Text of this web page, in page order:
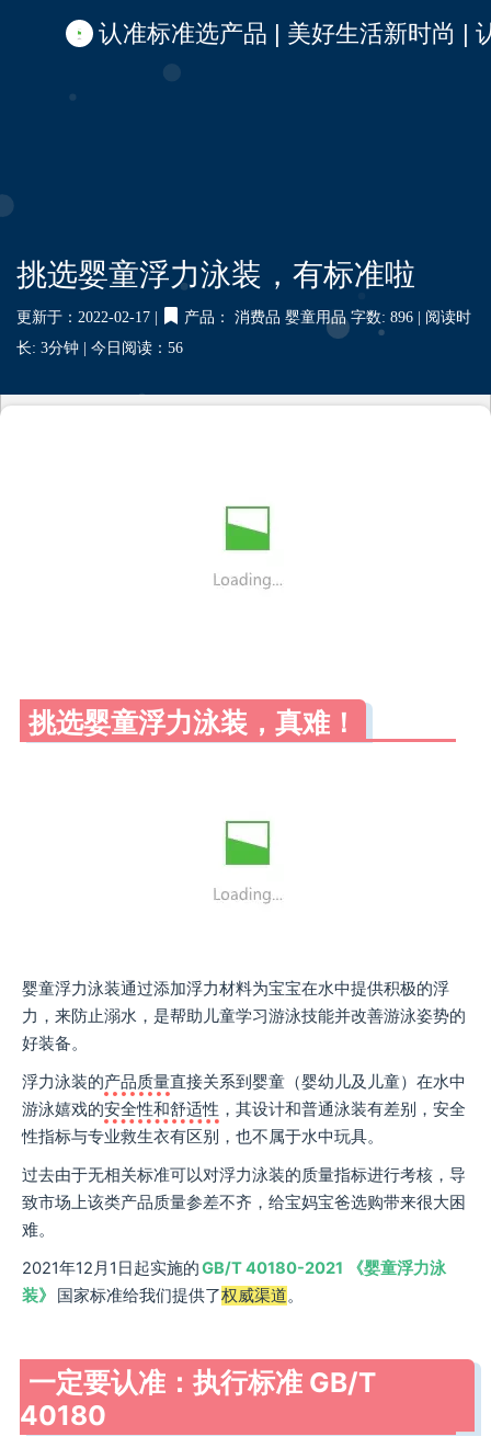
认准标准选产品 | 美好生活新时尚 |
挑选婴童浮力泳装，有标准啦
更新于：2022-02-17 | 产品：消费品婴童用品字数: 896 | 阅读时
长: 3分钟 |今日阅读：56
挑选婴童浮力泳装，真难！
婴童浮力泳装通过添加浮力材料为宝宝在水中提供积极的浮
力，来防止溺水，是帮助儿童学习游泳技能并改善游泳姿势的
好装备。
浮力泳装的产品质量直接关系到婴童（婴幼儿及儿童）在水中
游泳嬉戏的安全性和舒适性 ，其设计和普通泳装有差别，安全
性指标与专业救生衣有区别，也不属于水中玩具。
过去由于无相关标准可以对浮力泳装的质量指标进行考核，导
致市场上该类产品质量参差不齐，给宝妈宝爸选购带来很大困
难。
2021年12月1日起实施的GB/T 40180-2021 《婴童浮力泳
装》
国家标准给我们提供了权威渠道。
一定要认准：执行标准 GB/T
40180